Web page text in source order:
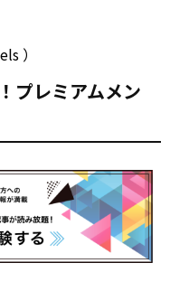
）
プレミアムメン